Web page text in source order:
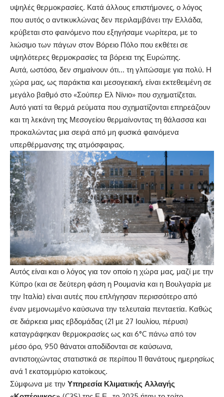
υψηλές θερμοκρασίες. Κατά άλλους επιστήμονες, ο λόγος
που αυτός ο αντικυκλώνας δεν περιλαμβάνει την Ελλάδα,
κρύβεται στο φαινόμενο που εξηγήσαμε νωρίτερα, με το
λιώσιμο των πάγων στον Βόρειο Πόλο που εκθέτει σε
υψηλότερες θερμοκρασίες τα βόρεια της Ευρώπης.
Αυτά, ωστόσο, δεν σημαίνουν ότι… τη γλιτώσαμε για πολύ. Η
χώρα μας, ως παράκτια και μεσογειακή, είναι εκτεθειμένη σε
μεγάλο βαθμό στο «Σούπερ Ελ Νίνιο» που σχηματίζεται.
Αυτό γιατί τα θερμά ρεύματα που σχηματίζονται επηρεάζουν
και τη λεκάνη της Μεσογείου θερμαίνοντας τη θάλασσα και
προκαλώντας μια σειρά από μη φυσικά φαινόμενα
υπερθέρμανσης της ατμόσφαιρας.
Αυτός είναι και ο λόγος για τον οποίο η χώρα μας, μαζί με την
Κύπρο (και σε δεύτερη φάση η Ρουμανία και η Βουλγαρία με
την Ιταλία) είναι αυτές που επλήγησαν περισσότερο από
έναν μεμονωμένο καύσωνα την τελευταία πενταετία. Καθώς
σε διάρκεια μιας εβδομάδας (21 με 27 Ιουλίου, πέρυσι)
καταγράφηκαν θερμοκρασίες ως και 6°C πάνω από τον
μέσο όρο, 950 θάνατοι αποδίδονται σε καύσωνα,
αντιστοιχώντας στατιστικά σε περίπου 11 θανάτους ημερησίως
ανά 1 εκατομμύριο κατοίκους.
Σύμφωνα με την Υπηρεσία Κλιματικής Αλλαγής